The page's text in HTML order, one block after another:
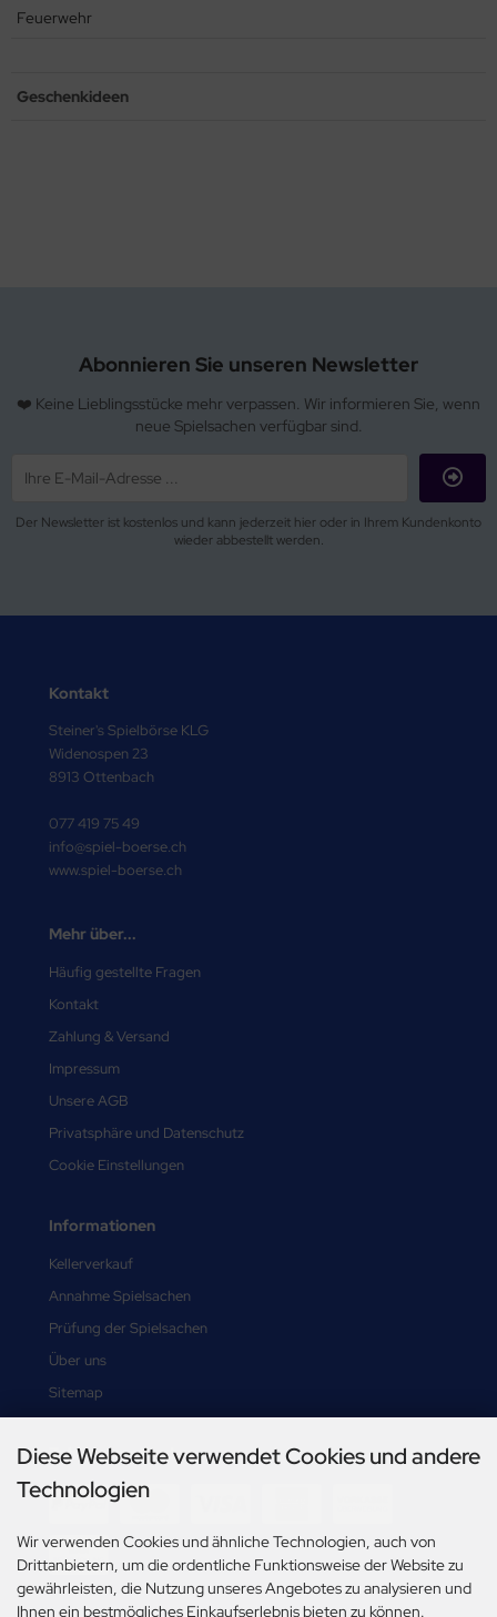
Feuerwehr
Geschenkideen
Abonnieren Sie unseren Newsletter
❤️ Keine Lieblingsstücke mehr verpassen. Wir informieren Sie, wenn
neue Spielsachen verfügbar sind.
Der Newsletter ist kostenlos und kann jederzeit hier oder in Ihrem Kundenkonto
wieder abbestellt werden.
Kontakt
Steiner's Spielbörse KLG
Widenospen 23
8913 Ottenbach
077 419 75 49
info@spiel-boerse.ch
www.spiel-boerse.ch
Mehr über...
Häufig gestellte Fragen
Kontakt
Zahlung & Versand
Impressum
Unsere AGB
Privatsphäre und Datenschutz
Cookie Einstellungen
Informationen
Kellerverkauf
Annahme Spielsachen
Prüfung der Spielsachen
Über uns
Sitemap
Zahlungsmethoden
Diese Webseite verwendet Cookies und andere
Technologien
Wir verwenden Cookies und ähnliche Technologien, auch von
Drittanbietern, um die ordentliche Funktionsweise der Website zu
gewährleisten, die Nutzung unseres Angebotes zu analysieren und
Ihnen ein bestmögliches Einkaufserlebnis bieten zu können.